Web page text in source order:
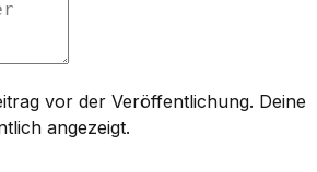
vor der Veröffentlichung. Deine
angezeigt.